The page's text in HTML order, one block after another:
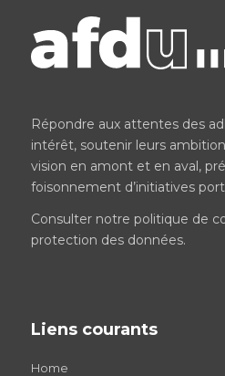
Répondre aux attentes des
intérêt, soutenir leurs
vision en amont et en aval,
foisonnement d’initiatives
Consulter notre politique de
protection des données.
Liens courants
Home